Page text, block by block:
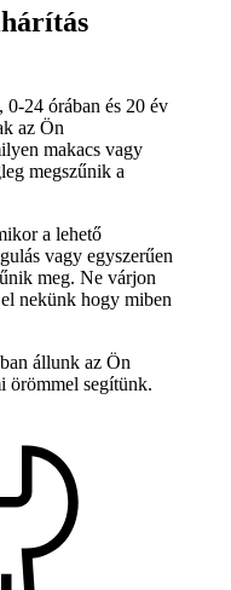
0-24 órában és 20 év
az Ön
makacs vagy
megszűnik a
a lehető
vagy egyszerűen
meg. Ne várjon
nekünk hogy miben
állunk az Ön
örömmel segítünk.